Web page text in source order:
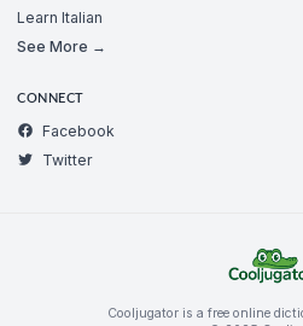
Learn Italian
See More →
CONNECT
Facebook
Twitter
Cooljugator is a free online